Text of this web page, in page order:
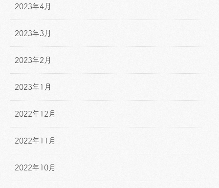
2023年4月
2023年3月
2023年2月
2023年1月
2022年12月
2022年11月
2022年10月